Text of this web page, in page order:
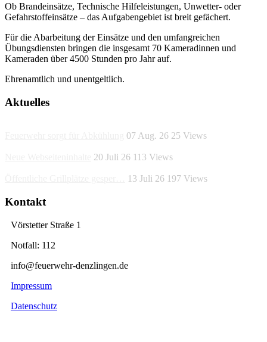
Ob Brandeinsätze, Technische Hilfeleistungen, Unwetter- oder
Gefahrstoffeinsätze – das Aufgabengebiet ist breit gefächert.
Für die Abarbeitung der Einsätze und den umfangreichen
Übungsdiensten bringen die insgesamt 70 Kameradinnen und
Kameraden über 4500 Stunden pro Jahr auf.
Ehrenamtlich und unentgeltlich.
Aktuelles
07 Aug. 26 25 Views
20 Juli 26 113 Views
13 Juli 26 197 Views
Kontakt
Vörstetter Straße 1
Notfall: 112
info@feuerwehr-denzlingen.de
Impressum
Datenschutz